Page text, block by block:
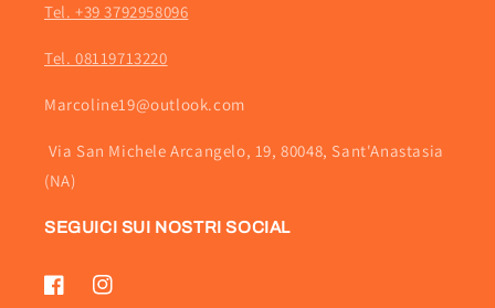
Tel. +39 3792958096
Tel. 08119713220
Marcoline19@outlook.com
Via San Michele Arcangelo, 19, 80048, Sant'Anastasia
(NA)
SEGUICI SUI NOSTRI SOCIAL
FacebookInstagram